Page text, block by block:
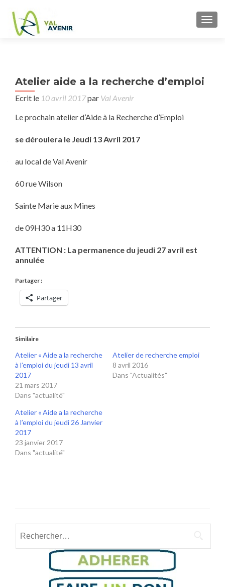
Atelier aide a la recherche d’emploi
Ecrit le 10 avril 2017par Val Avenir
Le prochain atelier d’Aide à la Recherche d’Emploi
se déroulera le Jeudi 13 Avril 2017
au local de Val Avenir
60 rue Wilson
Sainte Marie aux Mines
de 09H30 a 11H30
ATTENTION : La permanence du jeudi 27 avril est
annulée
Partager :
Partager
Similaire
Atelier « Aide a la recherche
à l’emploi du jeudi 13 avril
2017
21 mars 2017
Dans "actualité"
Atelier de recherche emploi
8 avril 2016
Dans "Actualités"
Atelier « Aide a la recherche
à l’emploi du jeudi 26 Janvier
2017
23 janvier 2017
Dans "actualité"